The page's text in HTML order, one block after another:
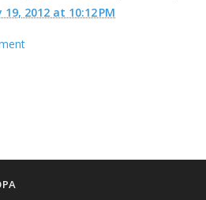
19, 2012 at 10:12 PM